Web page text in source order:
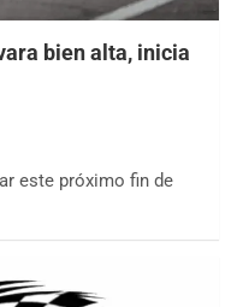
bien alta, inicia
este próximo fin de